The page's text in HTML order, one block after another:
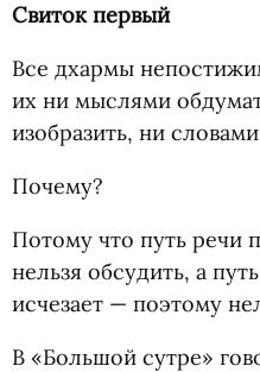
Свиток первый
Все дхармы
их ни мыслями
изобразить, ни
Почему?
Потому что путь речи
нельзя обсудить, а
исчезает — поэтому
В «Большой сутре»